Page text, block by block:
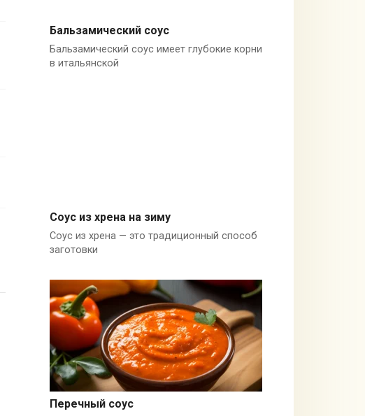
Бальзамический уксус
Бальзамический соус
Бальзамический соус имеет глубокие корни
в итальянской
Хрен
Соус из хрена на зиму
Соус из хрена — это традиционный способ
заготовки
Перечный соус